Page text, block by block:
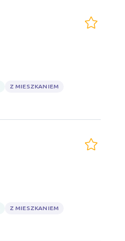
Z MIESZKANIEM
Z MIESZKANIEM